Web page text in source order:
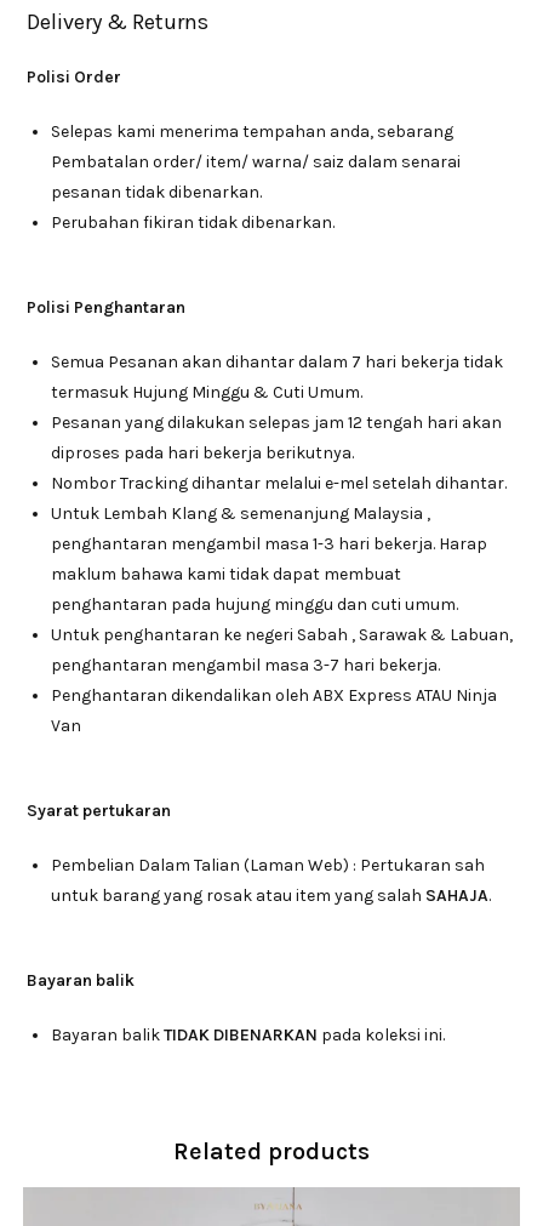
Delivery & Returns
Polisi Order
Selepas kami menerima tempahan anda, sebarang
Pembatalan order/ item/ warna/ saiz dalam senarai
pesanan tidak dibenarkan.
Perubahan fikiran tidak dibenarkan.
Polisi Penghantaran
Semua Pesanan akan dihantar dalam 7 hari bekerja tidak
termasuk Hujung Minggu & Cuti Umum.
Pesanan yang dilakukan selepas jam 12 tengah hari akan
diproses pada hari bekerja berikutnya.
Nombor Tracking dihantar melalui e-mel setelah dihantar.
Untuk Lembah Klang & semenanjung Malaysia ,
penghantaran mengambil masa 1-3 hari bekerja. Harap
maklum bahawa kami tidak dapat membuat
penghantaran pada hujung minggu dan cuti umum.
Untuk penghantaran ke negeri Sabah , Sarawak & Labuan,
penghantaran mengambil masa 3-7 hari bekerja.
Penghantaran dikendalikan oleh ABX Express ATAU Ninja
Van
Syarat pertukaran
Pembelian Dalam Talian (Laman Web) : Pertukaran sah
untuk barang yang rosak atau item yang salah SAHAJA.
Bayaran balik
Bayaran balikTIDAK DIBENARKAN pada koleksi ini.
Related products